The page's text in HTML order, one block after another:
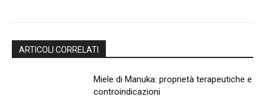
ARTICOLI CORRELATI
Miele di Manuka: proprietà terapeutiche e
controindicazioni